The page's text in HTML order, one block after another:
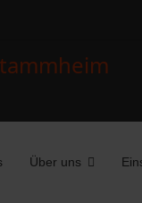
Über uns